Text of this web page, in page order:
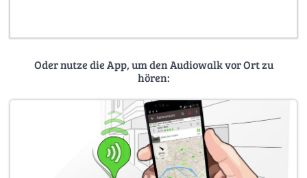
Oder nutze die App, um den Audiowalk vor Ort zu
hören: